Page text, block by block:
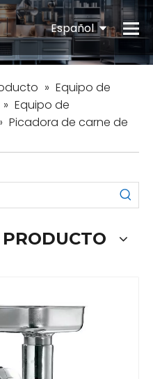
Español
English
» Equipo de
» Equipo de
Picadora de carne de